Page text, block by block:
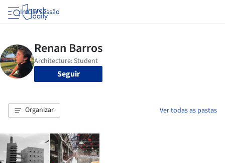
Iniciar sessão
Seguir
Organizar Ver todas as pastas